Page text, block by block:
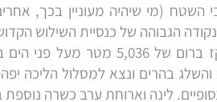
(מי שיהיה מעוניין בכך,
הגבוהה של כנסיית השילוש
הגבוהות ביותר של הקווקז
בהרים ונצא למסלול הליכה
לינה וארוחת ערב כשרה נוספת